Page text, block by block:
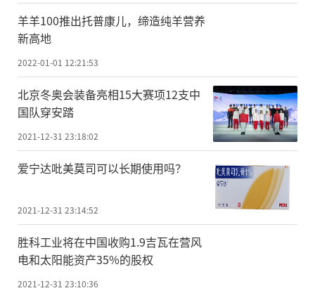
羊羊100推出托普康儿，缔造纯羊营养
新高地
2022-01-01 12:21:53
北京冬奥会装备亮相15大赛项12支中
国队穿安踏
2021-12-31 23:18:02
爱宁达吡美莫司可以长期使用吗？
2021-12-31 23:14:52
胜科工业将在中国收购1.9吉瓦在营风
电和太阳能资产35%的股权
2021-12-31 23:10:36